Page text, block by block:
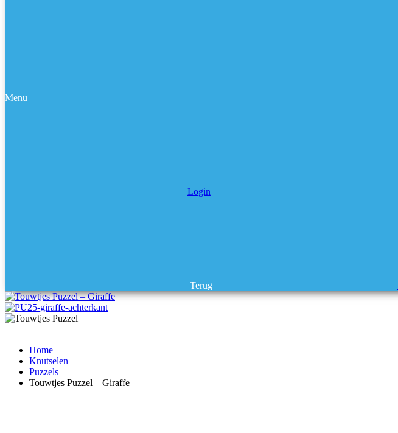
Menu
Login
Terug
Home
Knutselen
Puzzels
Touwtjes Puzzel – Giraffe